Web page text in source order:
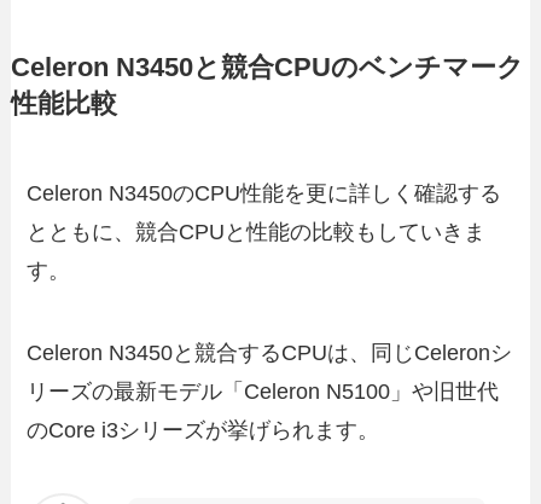
Celeron N3450と競合CPUのベンチマーク
性能比較
Celeron N3450のCPU性能を更に詳しく確認する
とともに、競合CPUと性能の比較もしていきま
す。
Celeron N3450と競合するCPUは、同じCeleronシ
リーズの最新モデル「Celeron N5100」や旧世代
のCore i3シリーズが挙げられます。